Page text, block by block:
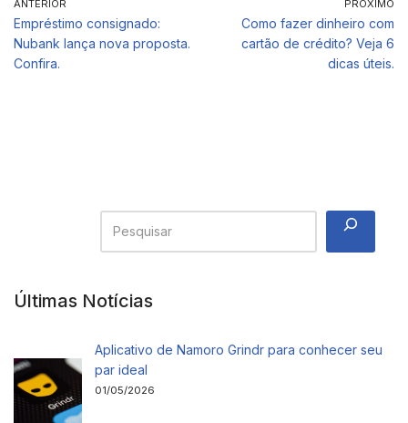
ANTERIOR
Empréstimo consignado:
Nubank lança nova proposta.
Confira.
PRÓXIMO
Como fazer dinheiro com
cartão de crédito? Veja 6
dicas úteis.
Últimas Notícias
Aplicativo de Namoro Grindr para conhecer seu
par ideal
01/05/2026